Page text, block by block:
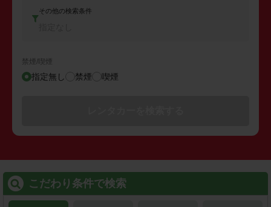
その他の検索条件
禁煙/喫煙
指定無し 禁煙 喫煙
こだわり条件で検索